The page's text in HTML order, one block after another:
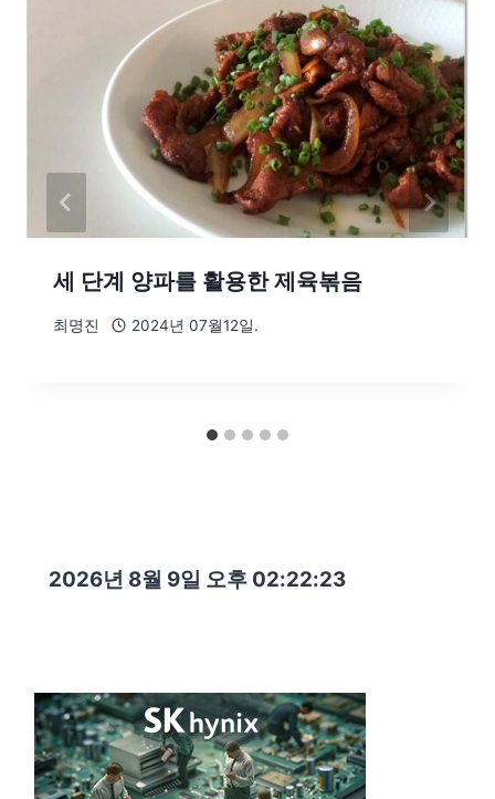
세 단계 양파를 활용한 제육볶음
최명진 2024년 07월12일.
2026년 8월 9일 오후 02:22:24